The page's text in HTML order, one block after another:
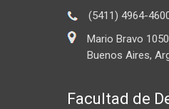
(5411) 4964-
Mario Bravo
Buenos Aires,
Facultad de